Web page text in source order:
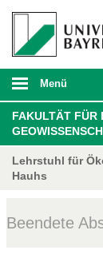
Menü
FAKULTÄT FÜR
Lehrstuhl für
Hauhs
Beendete